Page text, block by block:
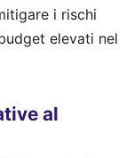
i rischi
elevati nel
al